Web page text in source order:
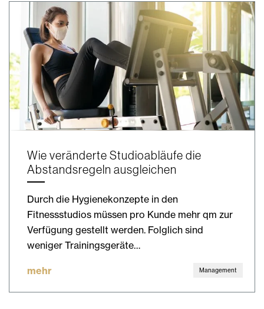
Wie veränderte Studioabläufe die
Abstandsregeln ausgleichen
Durch die Hygienekonzepte in den
Fitnessstudios müssen pro Kunde mehr qm zur
Verfügung gestellt werden. Folglich sind
weniger Trainingsgeräte…
mehr Management